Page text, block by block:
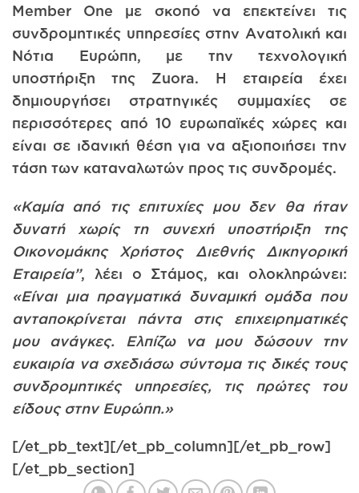
Member One με σκοπό να επεκτείνει τις
συνδρομητικές υπηρεσίες στην Ανατολική και
Νότια Ευρώπη, με την τεχνολογική
υποστήριξη της Zuora. Η εταιρεία έχει
δημιουργήσει στρατηγικές συμμαχίες σε
περισσότερες από 10 ευρωπαϊκές χώρες και
είναι σε ιδανική θέση για να αξιοποιήσει την
τάση των καταναλωτών προς τις συνδρομές.
«Καμία από τις επιτυχίες μου δεν θα ήταν
δυνατή χωρίς τη συνεχή υποστήριξη της
Οικονομάκης Χρήστος Διεθνής Δικηγορική
Εταιρεία”, λέει ο Στάμος, και ολοκληρώνει:
«Είναι μια πραγματικά δυναμική ομάδα που
ανταποκρίνεται πάντα στις επιχειρηματικές
μου ανάγκες. Ελπίζω να μου δώσουν την
ευκαιρία να σχεδιάσω σύντομα τις δικές τους
συνδρομητικές υπηρεσίες, τις πρώτες του
είδους στην Ευρώπη.»
[/et_pb_text][/et_pb_column][/et_pb_row]
[/et_pb_section]